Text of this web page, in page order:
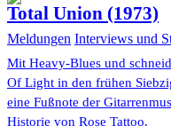
Total Union (1973)
Meldungen Interviews und
Mit Heavy-Blues und
Of Light in den frühen
eine Fußnote der
Historie von Rose Tattoo.